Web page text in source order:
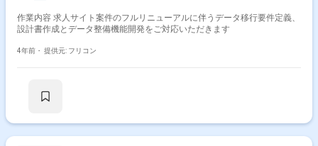
作業内容 求人サイト案件のフルリニューアルに伴うデータ移行要件定義、
設計書作成とデータ整備機能開発をご対応いただきます
4年前・ 提供元: フリコン